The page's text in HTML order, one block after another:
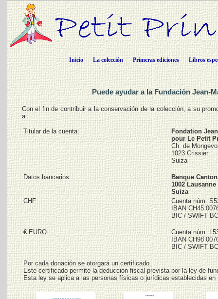
Inicio La colección Primeras ediciones Libros
Puede ayudar a la Fundación Jean-
Con el fin de contribuir a la conservación de la colección, a su
a:
Titular de la cuenta:
Fondation
pour Le Petit
Ch. de
1023 Crissier
Suiza
Datos bancarios:
Banque
1002 Lausanne
Suiza
CHF
Cuenta núm.
IBAN CH45
BIC / SWIFT
€ EURO
Cuenta núm.
IBAN CH98
BIC / SWIFT
Por cada donación se otorgará un certificado.
Este certificado permite la deducción fiscal prevista por la ley de
Esta ley se aplica a las personas físicas o jurídicas establecidas en